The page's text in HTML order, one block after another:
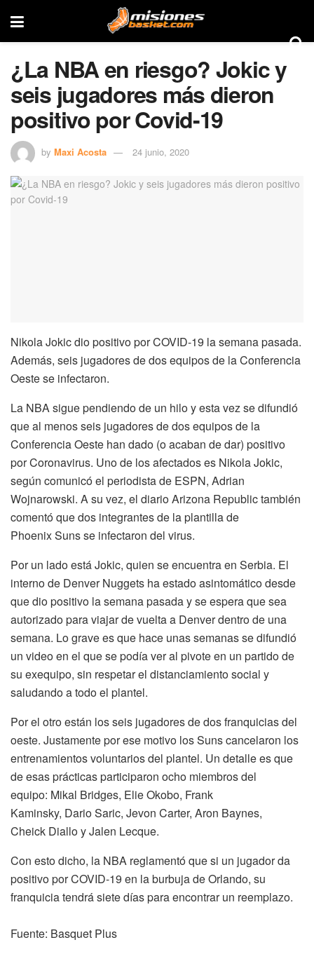
¿La NBA en riesgo? Jokic y
seis jugadores más dieron
positivo por Covid-19
by Maxi Acosta 24 junio, 2020
Nikola Jokic dio positivo por COVID-19 la semana pasada.
Además, seis jugadores de dos equipos de la Conferencia
Oeste se infectaron.
La NBA sigue pendiendo de un hilo y esta vez se difundió
que al menos seis jugadores de dos equipos de la
Conferencia Oeste han dado (o acaban de dar) positivo
por Coronavirus. Uno de los afectados es Nikola Jokic,
según comunicó el periodista de ESPN, Adrian
Wojnarowski. A su vez, el diario Arizona Republic también
comentó que dos integrantes de la plantilla de
Phoenix Suns se infectaron del virus.
Por un lado está Jokic, quien se encuentra en Serbia. El
interno de Denver Nuggets ha estado asintomático desde
que dio positivo la semana pasada y se espera que sea
autorizado para viajar de vuelta a Denver dentro de una
semana. Lo grave es que hace unas semanas se difundió
un video en el que se podía ver al pivote en un partido de
su exequipo, sin respetar el distanciamiento social y
saludando a todo el plantel.
Por el otro están los seis jugadores de dos franquicias del
oeste. Justamente por ese motivo los Suns cancelaron los
entrenamientos voluntarios del plantel. Un detalle es que
de esas prácticas participaron ocho miembros del
equipo: Mikal Bridges, Elie Okobo, Frank
Kaminsky, Dario Saric, Jevon Carter, Aron Baynes,
Cheick Diallo y Jalen Lecque.
Con esto dicho, la NBA reglamentó que si un jugador da
positivo por COVID-19 en la burbuja de Orlando, su
franquicia tendrá siete días para encontrar un reemplazo.
Fuente: Basquet Plus